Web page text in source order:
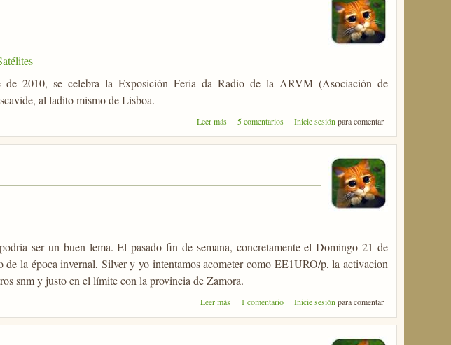
2010, se celebra la Exposición Feria da Radio de la ARVM (Asociación de
al ladito mismo de Lisboa.
Leer más sobre Feria de Radio en Lisboa
5 comentarios Inicie sesión para comentar
ser un buen lema. El pasado fin de semana, concretamente el Domingo 21 de
la época invernal, Silver y yo intentamos acometer como EE1URO/p, la activacion
snm y justo en el límite con la provincia de Zamora.
Leer más sobre Actividad SOTA suspendida
1 comentario Inicie sesiónpara comentar